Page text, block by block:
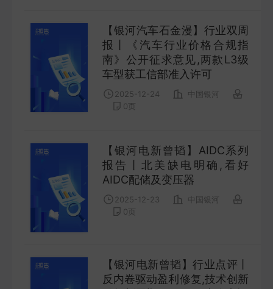
【银河汽车石金漫】行业双周
报丨《汽车行业价格合规指
南》公开征求意见,两款L3级
车型获工信部准入许可
2025-12-24
中国银河
0 页
【银河电新曾韬】AIDC系列
报告丨北美缺电明确,看好
AIDC配储及变压器
2025-12-23
中国银河
0 页
【银河电新曾韬】行业点评丨
反内卷驱动盈利修复,技术创新